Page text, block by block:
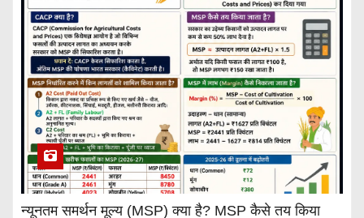
न्यूनतम समर्थन मूल्य (MSP) क्या है? MSP कैसे तय किया